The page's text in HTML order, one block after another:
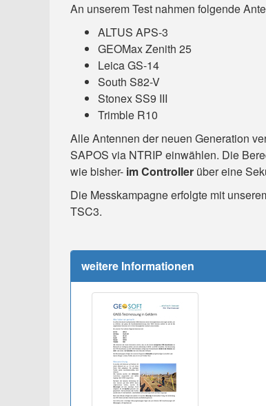
An unserem Test nahmen folgende
ALTUS APS-3
GEOMax Zenith 25
Leica GS-14
South S82-V
Stonex SS9 III
Trimble R10
Alle Antennen der neuen Generation
SAPOS via NTRIP einwählen. Die
wie bisher- im Controller über eine
Die Messkampagne erfolgte mit
TSC3.
weitere Informationen